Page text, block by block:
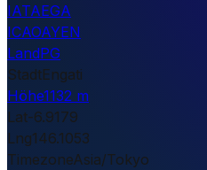
IATAEGA
ICAOAYEN
LandPG
StadtEngati
Höhe1132 m
Lat-6.9179
Lng146.1053
TimezoneAsia/Tokyo